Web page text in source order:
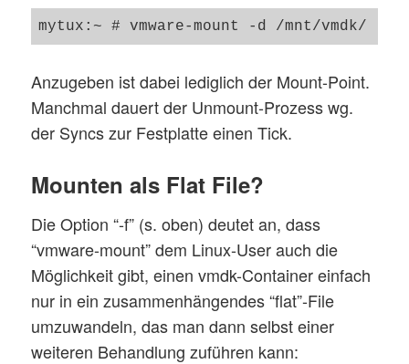
Anzugeben ist dabei lediglich der Mount-Point.
Manchmal dauert der Unmount-Prozess wg.
der Syncs zur Festplatte einen Tick.
Mounten als Flat File?
Die Option “-f” (s. oben) deutet an, dass
“vmware-mount” dem Linux-User auch die
Möglichkeit gibt, einen vmdk-Container einfach
nur in ein zusammenhängendes “flat”-File
umzuwandeln, das man dann selbst einer
weiteren Behandlung zuführen kann: